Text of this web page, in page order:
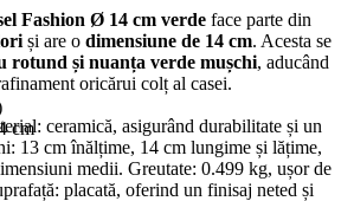
cm
Fashion Ø 14 cm verde face parte din
și are o dimensiune de 14 cm. Acesta se
rotund și nuanța verde mușchi, aducând
oricărui colț al casei.
ceramică, asigurând durabilitate și un
13 cm înălțime, 14 cm lungime și lățime,
medii. Greutate: 0.499 kg, ușor de
placată, oferind un finisaj neted și